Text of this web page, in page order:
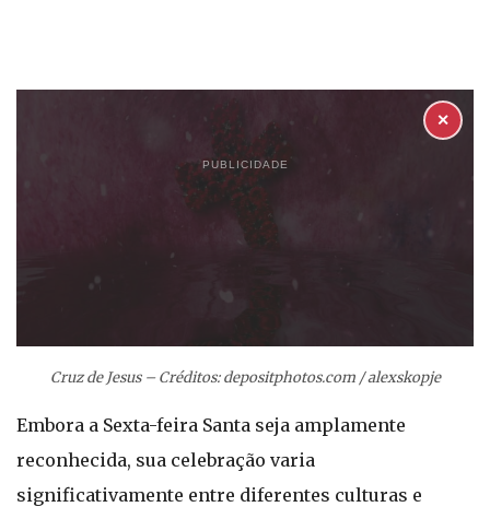
PUBLICIDADE
✕
Cruz de Jesus – Créditos: depositphotos.com / alexskopje
Embora a Sexta-feira Santa seja amplamente
reconhecida, sua celebração varia
significativamente entre diferentes culturas e